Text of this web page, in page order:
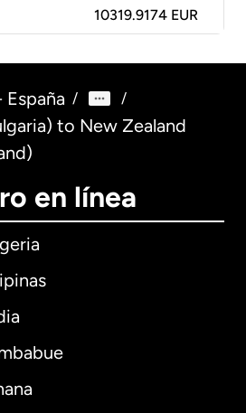
10319.9174 EUR
/ /
to New Zealand
en línea